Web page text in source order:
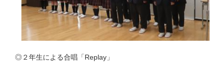
◎２年生による合唱「Replay」